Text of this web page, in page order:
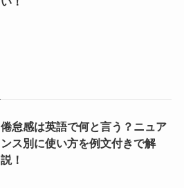
倦怠感は英語で何と言う？ニュア
ンス別に使い方を例文付きで解
説！